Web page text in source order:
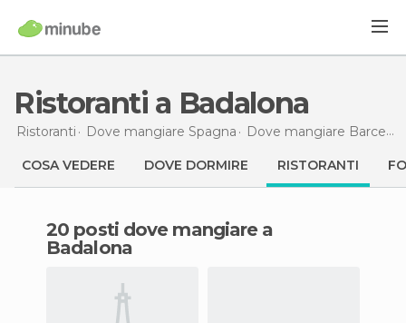
Ristoranti a Badalona
Ristoranti Dove mangiare Spagna Dove mangiare Barcellona
COSA VEDERE DOVE DORMIRE RISTORANTI
20 posti dove mangiare a
Badalona